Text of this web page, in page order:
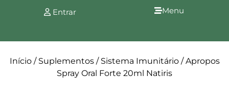
Entrar Menu
Início/ Suplementos/ Sistema Imunitário/ Apropos
Spray Oral Forte 20ml Natiris